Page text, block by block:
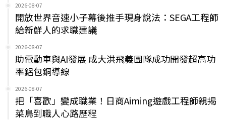
2026-08-07
開放世界音速小子幕後推手現身說法：SEGA工程師
給新鮮人的求職建議
2026-08-07
助電動車與AI發展 成大洪飛義團隊成功開發超高功
率鋁包銅導線
2026-08-07
把「喜歡」變成職業！日商Aiming遊戲工程師親揭
菜鳥到職人心路歷程